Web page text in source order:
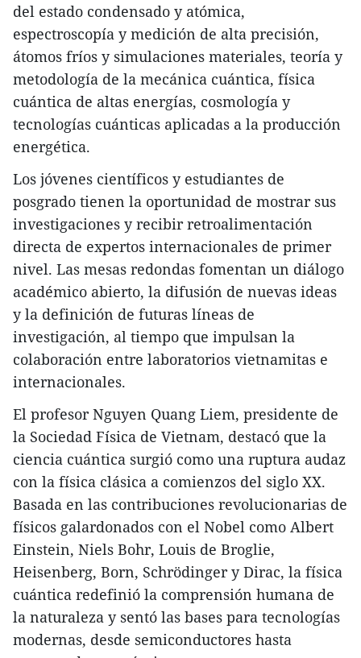
del estado condensado y atómica,
espectroscopía y medición de alta precisión,
átomos fríos y simulaciones materiales, teoría y
metodología de la mecánica cuántica, física
cuántica de altas energías, cosmología y
tecnologías cuánticas aplicadas a la producción
energética.
Los jóvenes científicos y estudiantes de
posgrado tienen la oportunidad de mostrar sus
investigaciones y recibir retroalimentación
directa de expertos internacionales de primer
nivel. Las mesas redondas fomentan un diálogo
académico abierto, la difusión de nuevas ideas
y la definición de futuras líneas de
investigación, al tiempo que impulsan la
colaboración entre laboratorios vietnamitas e
internacionales.
El profesor Nguyen Quang Liem, presidente de
la Sociedad Física de Vietnam, destacó que la
ciencia cuántica surgió como una ruptura audaz
con la física clásica a comienzos del siglo XX.
Basada en las contribuciones revolucionarias de
físicos galardonados con el Nobel como Albert
Einstein, Niels Bohr, Louis de Broglie,
Heisenberg, Born, Schrödinger y Dirac, la física
cuántica redefinió la comprensión humana de
la naturaleza y sentó las bases para tecnologías
modernas, desde semiconductores hasta